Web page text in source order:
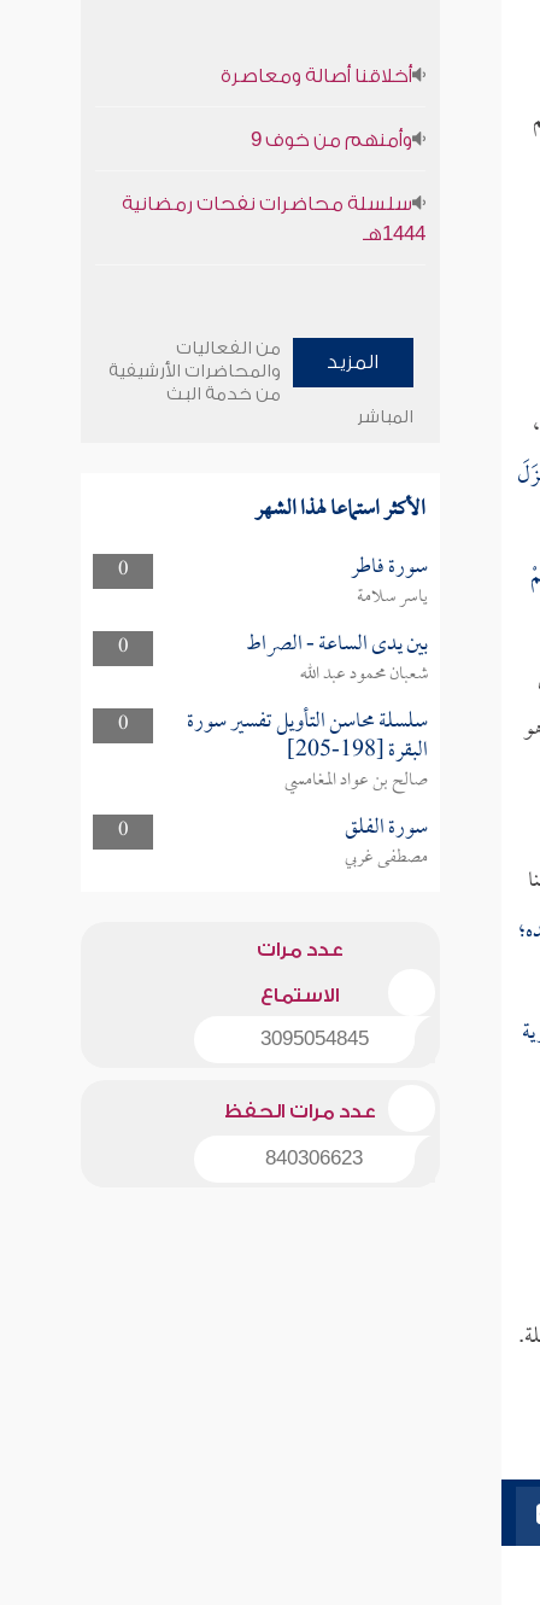
أخلاقنا أصالة ومعاصرة
وأمنهم من خوف 9
سلسلة محاضرات نفحات رمضانية
1444هـ
المزيد
من الفعاليات
والمحاضرات الأرشيفية
من خدمة البث
المباشر
الأكثر استماعا لهذا الشهر
0 سورة فاطر
ياسر سلامة
0
بين يدى الساعة - الصراط
شعبان محمود عبد الله
0
سلسلة محاسن التأويل تفسير سورة
البقرة [198-205]
صالح بن عواد المغامسي
0
سورة الفلق
مصطفى غربي
عدد مرات
الاستماع
3095054845
عدد مرات الحفظ
840306623